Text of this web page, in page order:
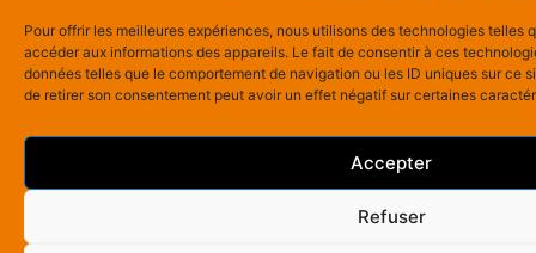
Pour offrir les meilleures expériences, nous utilisons des technologies telles
accéder aux informations des appareils. Le fait de consentir à ces
données telles que le comportement de navigation ou les ID uniques sur ce
de retirer son consentement peut avoir un effet négatif sur certaines
Accepter
Refuser